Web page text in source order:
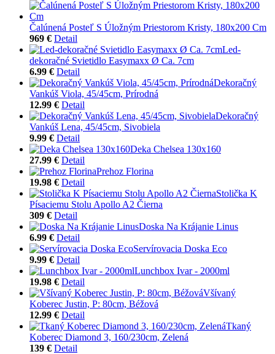
Čalúnená Posteľ S Úložným Priestorom Kristy, 180x200 Cm
969 € Detail
Led-
dekoračné Svietidlo Easymaxx Ø Ca. 7cm
6.99 € Detail
Dekoračný
Vankúš Viola, 45/45cm, Prírodná
12.99 € Detail
Dekoračný
Vankúš Lena, 45/45cm, Sivobiela
9.99 € Detail
Deka Chelsea 130x160
27.99 € Detail
Prehoz Florina
19.98 € Detail
Stolička K
Písaciemu Stolu Apollo A2 Čierna
309 € Detail
Doska Na Krájanie Linus
6.99 € Detail
Servírovacia Doska Eco
9.99 € Detail
Lunchbox Ivar - 2000ml
19.98 € Detail
Všívaný
Koberec Justin, P: 80cm, Béžová
12.99 € Detail
Tkaný
Koberec Diamond 3, 160/230cm, Zelená
139 € Detail